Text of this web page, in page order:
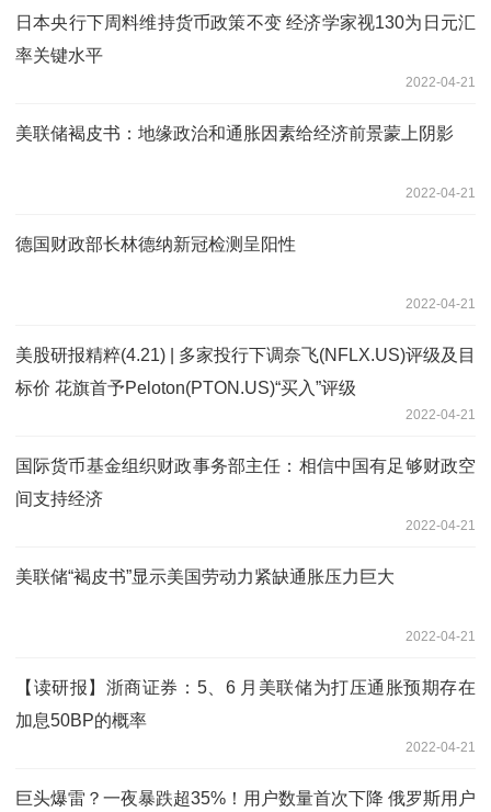
日本央行下周料维持货币政策不变 经济学家视130为日元汇
率关键水平
2022-04-21
美联储褐皮书：地缘政治和通胀因素给经济前景蒙上阴影
2022-04-21
德国财政部长林德纳新冠检测呈阳性
2022-04-21
美股研报精粹(4.21) | 多家投行下调奈飞(NFLX.US)评级及目
标价 花旗首予Peloton(PTON.US)“买入”评级
2022-04-21
国际货币基金组织财政事务部主任：相信中国有足够财政空
间支持经济
2022-04-21
美联储“褐皮书”显示美国劳动力紧缺通胀压力巨大
2022-04-21
【读研报】浙商证券：5、6 月美联储为打压通胀预期存在
加息50BP的概率
2022-04-21
巨头爆雷？一夜暴跌超35%！用户数量首次下降 俄罗斯用户